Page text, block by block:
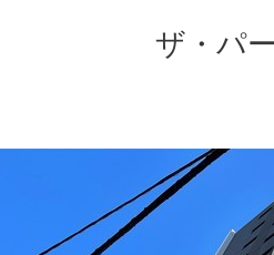
ザ・パ